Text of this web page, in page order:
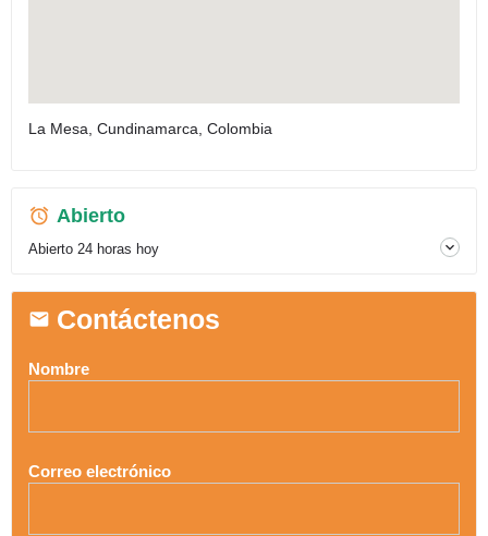
La Mesa, Cundinamarca, Colombia
Abierto
Abierto 24 horas hoy
Contáctenos
Nombre
Correo electrónico